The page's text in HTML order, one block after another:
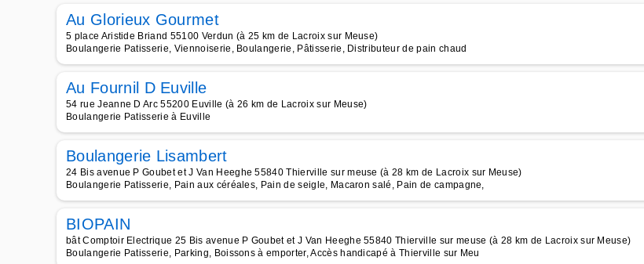
Au Glorieux Gourmet
5 place Aristide Briand 55100 Verdun (à 25 km de Lacroix sur Meuse)
Boulangerie Patisserie, Viennoiserie, Boulangerie, Pâtisserie, Distributeur de pain chaud
Au Fournil D Euville
54 rue Jeanne D Arc 55200 Euville (à 26 km de Lacroix sur Meuse)
Boulangerie Patisserie à Euville
Boulangerie Lisambert
24 Bis avenue P Goubet et J Van Heeghe 55840 Thierville sur meuse (à 28 km de Lacroix sur Meuse)
Boulangerie Patisserie, Pain aux céréales, Pain de seigle, Macaron salé, Pain de campagne,
BIOPAIN
bât Comptoir Electrique 25 Bis avenue P Goubet et J Van Heeghe 55840 Thierville sur meuse (à 28 km de Lacroix sur Meuse)
Boulangerie Patisserie, Parking, Boissons à emporter, Accès handicapé à Thierville sur Meu